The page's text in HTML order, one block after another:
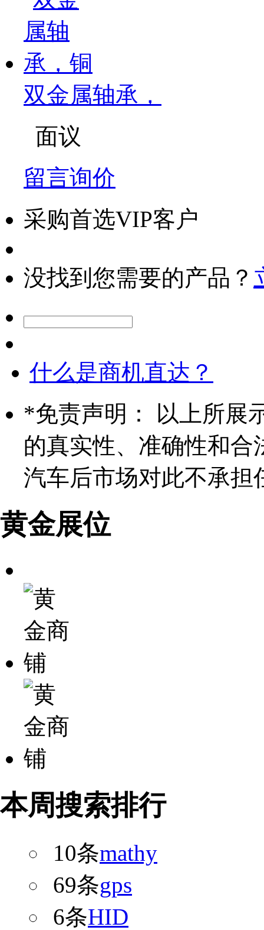
双金属轴承，
面议
留言询价
采购首选VIP客户
没找到您需要的产品？
什么是商机直达？
*免责声明： 以上所展
的真实性、准确性和合
汽车后市场对此不承担
黄金展位
本周搜索排行
10条mathy
69条gps
6条HID